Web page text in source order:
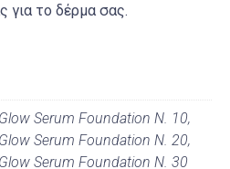
για το δέρμα σας.
Glow Serum Foundation N. 10,
Glow Serum Foundation N. 20,
Glow Serum Foundation N. 30